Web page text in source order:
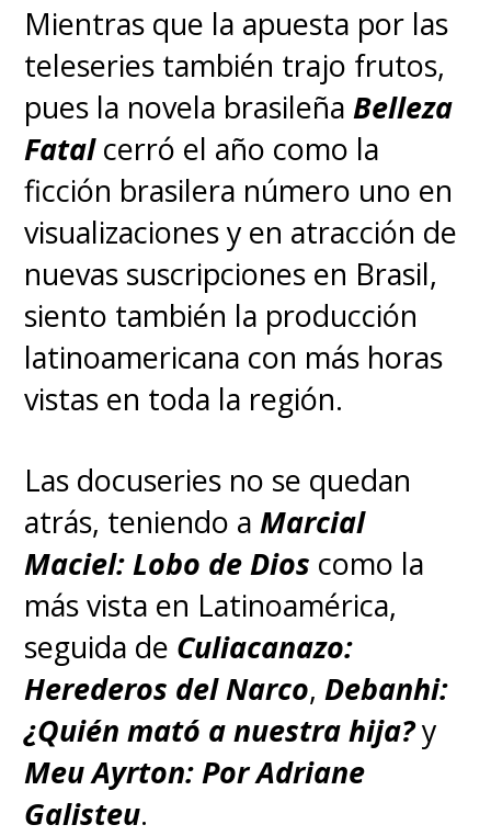
Mientras que la apuesta por las
teleseries también trajo frutos,
pues la novela brasileñaBelleza
Fatal cerró el año como la
ficción brasilera número uno en
visualizaciones y en atracción de
nuevas suscripciones en Brasil,
siento también la producción
latinoamericana con más horas
vistas en toda la región.
Las docuseries no se quedan
atrás, teniendo a Marcial
Maciel: Lobo de Dios como la
más vista en Latinoamérica,
seguida de Culiacanazo:
Herederos del Narco,Debanhi:
¿Quién mató a nuestra hija?y
Meu Ayrton: Por Adriane
Galisteu.